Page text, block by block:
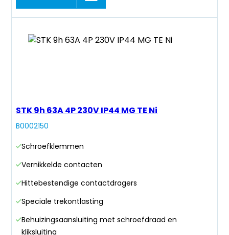
STK 9h 63A 4P 230V IP44 MG TE Ni
B0002150
Schroefklemmen
Vernikkelde contacten
Hittebestendige contactdragers
Speciale trekontlasting
Behuizingsaansluiting met schroefdraad en
kliksluiting